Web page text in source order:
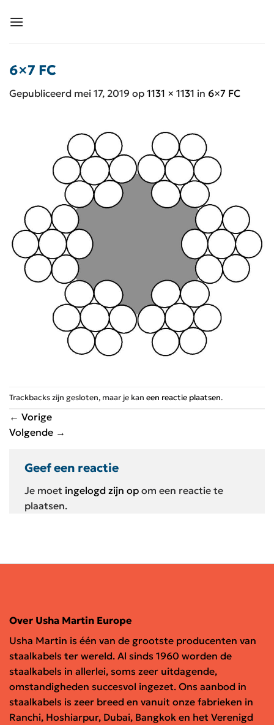
naar
6×7 FC
Gepubliceerd mei 17, 2019 op 1131 × 1131 in 6×7 FC
Trackbacks zijn gesloten, maar je kan een reactie plaatsen.
← Vorige
Volgende →
Geef een reactie
Je moet ingelogd zijn op om een reactie te
plaatsen.
Over Usha Martin Europe
Usha Martin is één van de grootste producenten van
staalkabels ter wereld. Al sinds 1960 worden de
staalkabels in allerlei, soms zeer uitdagende,
omstandigheden succesvol ingezet. Ons aanbod in
staalkabels is zeer breed en vanuit onze fabrieken in
Ranchi, Hoshiarpur, Dubai, Bangkok en het Verenigd